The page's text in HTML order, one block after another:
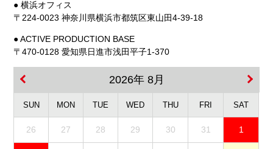
● 横浜オフィス
〒224-0023 神奈川県横浜市都筑区東山田4-39-18
● ACTIVE PRODUCTION BASE
〒470-0128 愛知県日進市浅田平子1-370
2026年 8月
SUN MON TUE WED THU FRI SAT
26 27 28 29 30 31 1